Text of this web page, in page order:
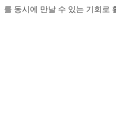
를 동시에 만날 수 있는 기회로